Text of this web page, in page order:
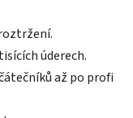
úderech.
až po profi